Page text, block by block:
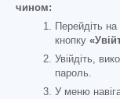
чином:
Перейдіть
кнопку
Увійдіть,
пароль.
У меню